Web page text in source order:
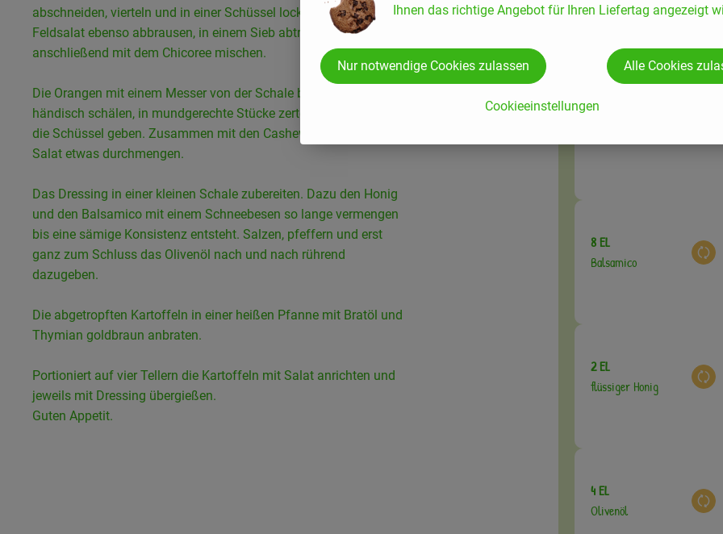
abschneiden, vierteln und in einer Schüssel locker verteilen. Den
Feldsalat ebenso abbrausen, in einem Sieb abtropfen lassen und
anschließend mit dem Chicoree mischen.
Die Orangen mit einem Messer von der Schale befreien oder
händisch schälen, in mundgerechte Stücke zerteilen und mit in
die Schüssel geben. Zusammen mit den Cashewkernen den
Salat etwas durchmengen.
Das Dressing in einer kleinen Schale zubereiten. Dazu den Honig
und den Balsamico mit einem Schneebesen so lange vermengen
bis eine sämige Konsistenz entsteht. Salzen, pfeffern und erst
ganz zum Schluss das Olivenöl nach und nach rührend
dazugeben.
Die abgetropften Kartoffeln in einer heißen Pfanne mit Bratöl und
Thymian goldbraun anbraten.
Portioniert auf vier Tellern die Kartoffeln mit Salat anrichten und
jeweils mit Dressing übergießen.
Guten Appetit.
8 EL
Balsamico
2 EL
flüssiger Honig
4 EL
Olivenöl
Ihnen das richtige Angebot für Ihren Liefertag angezeigt
Cookieeinstellungen
Nur notwendige Cookies zulassen Alle Cookies